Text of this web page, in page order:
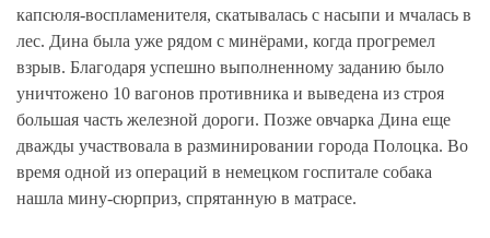
капсюля-воспламенителя, скатывалась с насыпи и мчалась в
лес. Дина была уже рядом с минёрами, когда прогремел
взрыв. Благодаря успешно выполненному заданию было
уничтожено 10 вагонов противника и выведена из строя
большая часть железной дороги. Позже овчарка Дина еще
дважды участвовала в разминировании города Полоцка. Во
время одной из операций в немецком госпитале собака
нашла мину-сюрприз, спрятанную в матрасе.